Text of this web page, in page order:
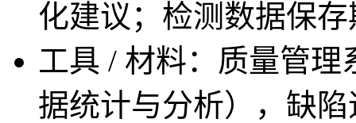
化建议；检测数据保
工具 / 材料：质量管
据统计与分析），缺